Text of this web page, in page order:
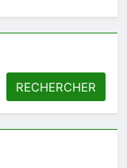
RECHERCHER